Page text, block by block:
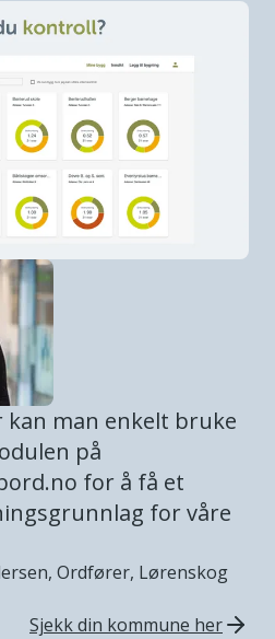
kan man enkelt bruke
på
for å få et
for våre
, Ordfører, Lørenskog
Sjekk din kommune her